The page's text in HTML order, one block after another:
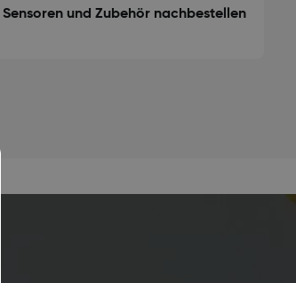
Sensoren und Zubehör nachbestellen